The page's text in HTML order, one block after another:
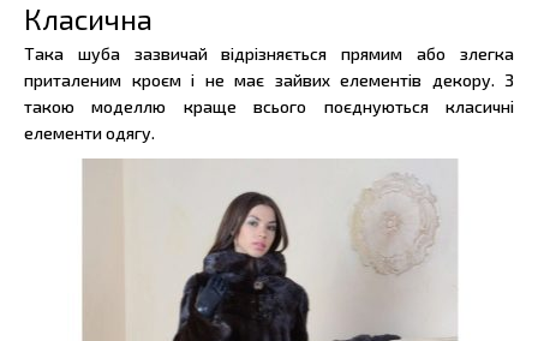
Класична
Така шуба зазвичай відрізняється прямим або злегка
приталеним кроєм і не має зайвих елементів декору. З
такою моделлю краще всього поєднуються класичні
елементи одягу.